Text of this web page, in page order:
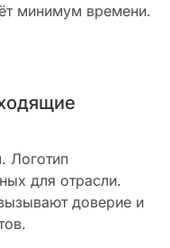
минимум времени.
Логотип
для отрасли.
доверие и